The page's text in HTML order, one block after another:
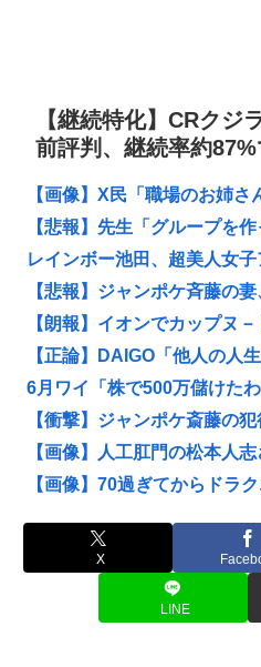
【継続特化】CRクジ
前評判、継続率約
【画像】X民「職場のお姉さ
【悲報】先生「グループを
レインボー池田、超美人女
【悲報】ジャンポケ斉藤の
【朗報】イオンでカップヌ
【正論】DAIGO「他人の人
6月ワイ「株で500万儲けた
【衝撃】ジャンポケ斎藤の
【画像】人工肛門の松本人
【画像】70過ぎてからドラ
X
LINE